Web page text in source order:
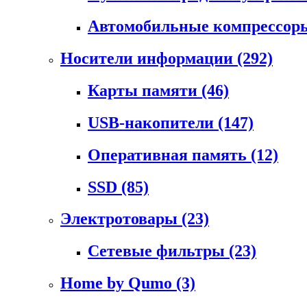
Автомобильные
Носители информации (292)
Карты памяти (46)
USB-накопители (147)
Оперативная память (12)
SSD (85)
Электротовары (23)
Сетевые фильтры (23)
Home by Qumo (3)